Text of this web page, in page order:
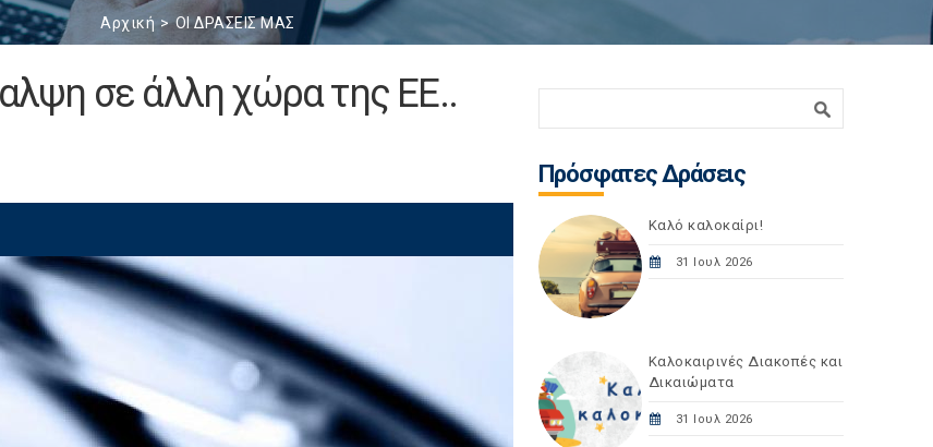
Αρχική ΟΙ ΔΡΑΣΕΙΣ ΜΑΣ
σε άλλη χώρα της ΕΕ..
Πρόσφατες Δράσεις
Καλό καλοκαίρι!
31 Ιουλ 2026
Καλοκαιρινές Διακοπές και
Δικαιώματα
31 Ιουλ 2026